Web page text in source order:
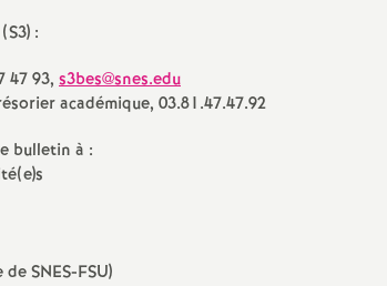
e
:
47 93, s3bes@snes.edu
académique, 03.81.47.47.92
bulletin à :
SNES-FSU)